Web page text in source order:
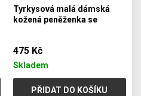
Tyrkysová malá dámská
kožená peněženka se
475 Kč
Skladem
PŘIDAT DO KOŠÍKU